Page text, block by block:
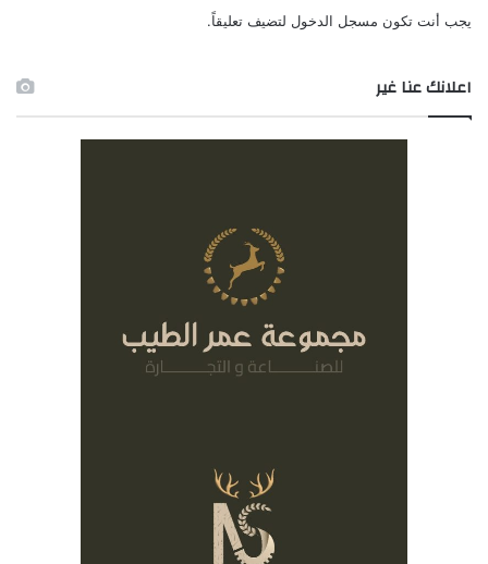
يجب أنت تكون مسجل الدخول لتضيف تعليقاً.
اعلانك عنا غير